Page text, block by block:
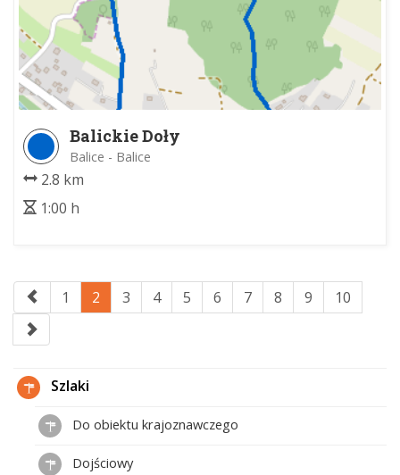
Balickie Doły
Balice - Balice
2.8 km
1:00 h
1 2 3 4 5 6 7 8 9 10
Szlaki
Do obiektu krajoznawczego
Dojściowy